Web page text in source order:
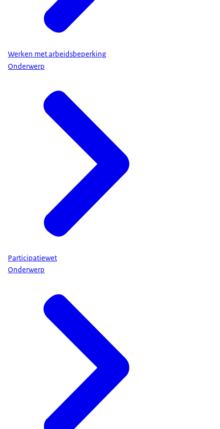
Werken met arbeidsbeperking
Onderwerp
Participatiewet
Onderwerp